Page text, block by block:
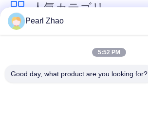
く
だ
い
人気カテゴリ
ュ
Pearl Zhao
5:52 PM
Good day, what product are you looking for?